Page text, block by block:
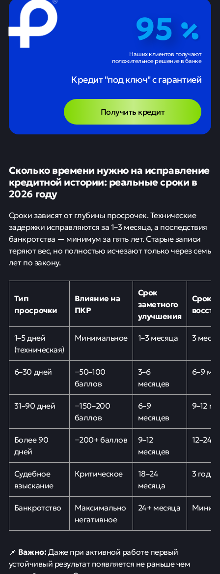
95
Наших клиентов получают
положительное решение в банке
Кредит "под ключ" с гарантией
Получить кредит
Сколько времени нужно на исправление
кредитной истории: реальные сроки в
2026 году
Сроки зависят от глубины просрочек. Технические
задержки исправляются за 1–3 месяца, а последствия
банкротства — минимум за пять лет. Старые записи
теряют вес, но полностью исчезают только через семь
лет по закону.
Тип
просрочки
Влияние на
ПКР
Срок
заметного
улучшения
Срок
1–5 дней
(техническая)
Минимальное 1–3 месяца 3
6–30 дней
−50–100
баллов
3–6
месяцев
6–9
31–90 дней
−150–200
баллов
6–9
месяцев
9–12
Более 90
дней
−200+ баллов
9–12
месяцев
12–24
Судебное
взыскание
Критическое
18–24
месяца
3 года
Банкротство
Максимально
негативное
24+ месяца
📌 Важно:Даже при активной работе первый
устойчивый результат появляется не раньше чем